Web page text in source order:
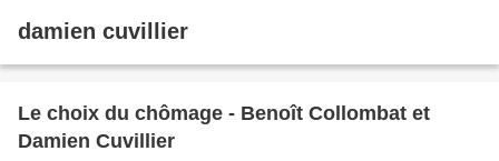
damien cuvillier
Le choix du chômage - Benoît Collombat et
Damien Cuvillier